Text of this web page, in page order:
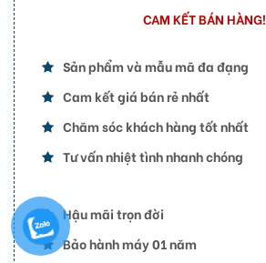
CAM KẾT BÁN HÀNG!
Sản phẩm và mẫu mã đa đạng
Cam kết giá bán rẻ nhất
Chăm sóc khách hàng tốt nhất
Tư vấn nhiệt tình nhanh chóng
Hậu mãi trọn đời
Bảo hành máy 01 năm